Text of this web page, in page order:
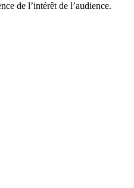
de l’intérêt de l’audience.